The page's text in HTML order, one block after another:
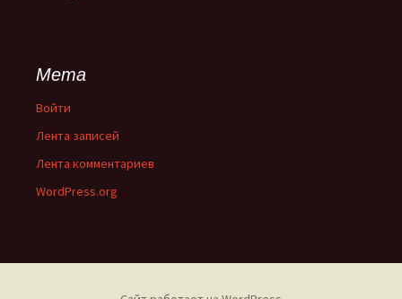
Мета
Войти
Лента записей
Лента комментариев
WordPress.org